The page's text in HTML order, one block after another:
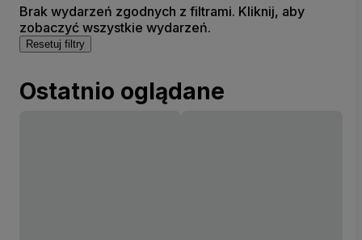
Brak wydarzeń zgodnych z filtrami. Kliknij, aby
zobaczyć wszystkie wydarzeń.
Resetuj filtry
Ostatnio oglądane